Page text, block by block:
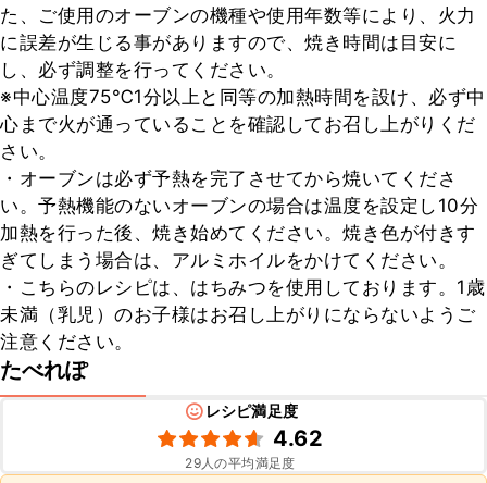
た、ご使用のオーブンの機種や使用年数等により、火力
に誤差が生じる事がありますので、焼き時間は目安に
し、必ず調整を行ってください。
※中心温度75℃1分以上と同等の加熱時間を設け、必ず中
心まで火が通っていることを確認してお召し上がりくだ
さい。
・オーブンは必ず予熱を完了させてから焼いてくださ
い。予熱機能のないオーブンの場合は温度を設定し10分
加熱を行った後、焼き始めてください。焼き色が付きす
ぎてしまう場合は、アルミホイルをかけてください。
・こちらのレシピは、はちみつを使用しております。1歳
未満（乳児）のお子様はお召し上がりにならないようご
注意ください。
たべれぽ
レシピ満足度
4.62
29人の平均満足度